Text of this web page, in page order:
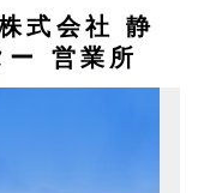
式会社 静
営業所